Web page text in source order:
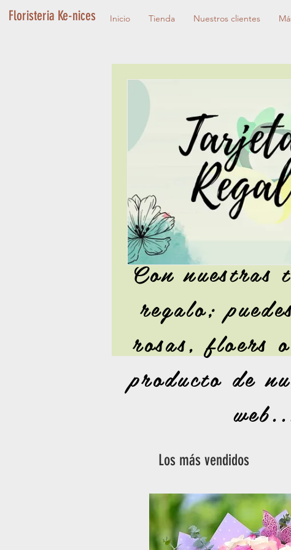
Floristeria Ke-nices Inicio Tienda Nuestros clientes
Con nuestras
regalo;
rosas, floers
producto de
Los más vendidos